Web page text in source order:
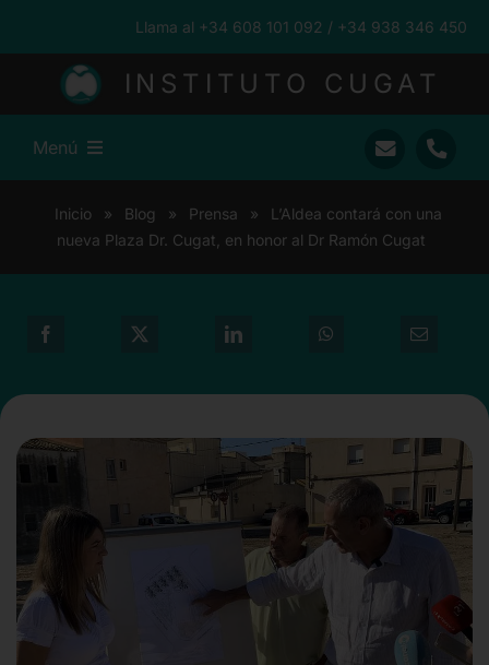
contenido
Llama al +34 608 101 092 / +34 938 346 450
INSTITUTO CUGAT
Menú
Ramón Cugat
Traumatología
Blog
Teléfono
Inicio » Blog » Prensa »
L’Aldea contará con una
nueva Plaza Dr. Cugat, en honor al Dr Ramón Cugat